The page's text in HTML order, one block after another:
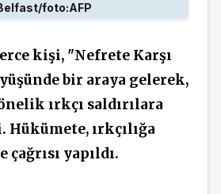
foto:AFP
kişi, "Nefrete Karşı
bir araya gelerek,
ırkçı saldırılara
ırkçılığa
çağrısı yapıldı.